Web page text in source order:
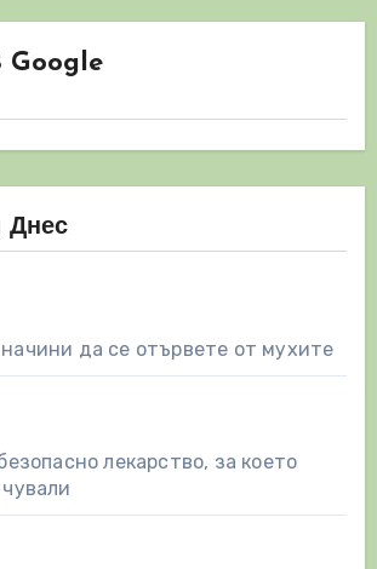
Google
Днес
да се отървете от мухите
лекарство, за което